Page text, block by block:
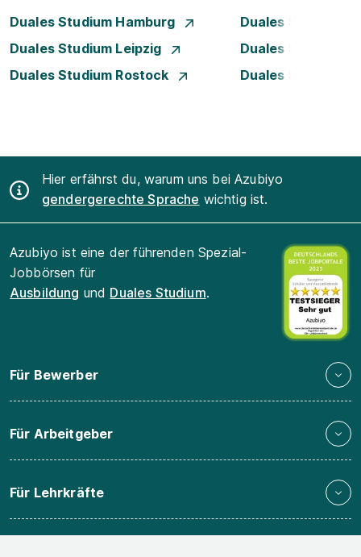
Duales Studium Hamburg
Duales Studium
Duales Studium Leipzig
Duales Studium
Duales Studium Rostock
Duales Studium
Hier erfährst du, warum uns bei Azubiyo
gendergerechte Sprache wichtig ist.
Azubiyo ist eine der führenden Spezial-
Jobbörsen für
Ausbildung und Duales Studium.
Für Bewerber
Für Arbeitgeber
Für Lehrkräfte